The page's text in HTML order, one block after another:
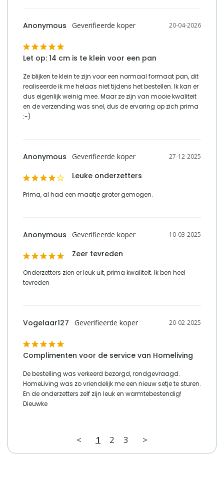
20-04-2026
Anonymous
Let op: 14 cm is te klein voor een pan
Ze blijken te klein te zijn voor een normaal formaat pan, dit
realiseerde ik me helaas niet tijdens het bestellen. Ik kan er
dus eigenlijk weinig mee. Maar ze zijn van mooie kwaliteit
en de verzending was snel, dus de ervaring op zich prima
:-)
27-12-2025
Anonymous
Leuke onderzetters
Prima, al had een maatje groter gemogen.
10-03-2025
Anonymous
Zeer tevreden
Onderzetters zien er leuk uit, prima kwaliteit. Ik ben heel
tevreden
20-02-2025
Vogelaar127
Complimenten voor de service van Homeliving
De bestelling was verkeerd bezorgd, rondgevraagd.
HomeLiving was zo vriendelijk me een nieuw setje te sturen.
En de onderzetters zelf zijn leuk en warmtebestendig!
Dieuwke
< 1 2 3 >